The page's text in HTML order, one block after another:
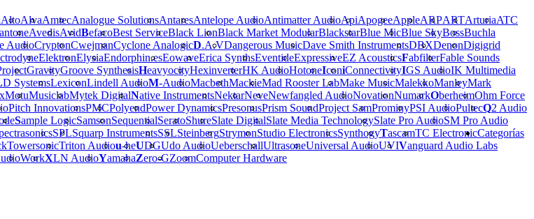
AltoAlvaAmtecAnalogue SolutionsAntaresAntelope AudioAntimatter AudioApiApogeeAppleARPARTArturiaATC
AvedisAvidBefacoBest ServiceBlack LionBlack Market ModularBlackstarBlue MicBlue SkyBossBuchla
AudioCryptonCwejmanCyclone AnalogicD.A.VDangerous MusicDave Smith InstrumentsDBXDenonDigigrid
ElektronElysiaEndorphin.esEowaveErica SynthsEventideExpressiveEZ AcousticsFabfilterFable Sounds
GravityGroove SynthesisHeavyocityHexinverterHK AudioHotoneIconiConnectivityIGS AudioIK Multimedia
D SystemsLexiconLindell AudioM-AudioMacbethMackieMad Rooster LabMake MusicMalekkoManleyMark
MotuMusiclabMytek DigitalNative InstrumentsNektarNeveNewfangled AudioNovationNumarkOberheimOhm Force
Pitch InnovationsPMCPolyendPower DynamicsPresonusPrism SoundProject SamProminyPSI AudioPultecQ2 Audio
Sample LogicSamsonSequentialSeratoShureSlate DigitalSlate Media TechnologySlate Pro AudioSM Pro Audio
SPLSquarp InstrumentsSSLSteinbergStrymonStudio ElectronicsSynthogyTascamTC Electronic
TowersonicTriton Audiou-heUDGUdo AudioUeberschallUltrasoneUniversal AudioUVIVanguard Audio Labs
WorkXLN AudioYamahaZero-GZoom
Categorías
Computer Hardware